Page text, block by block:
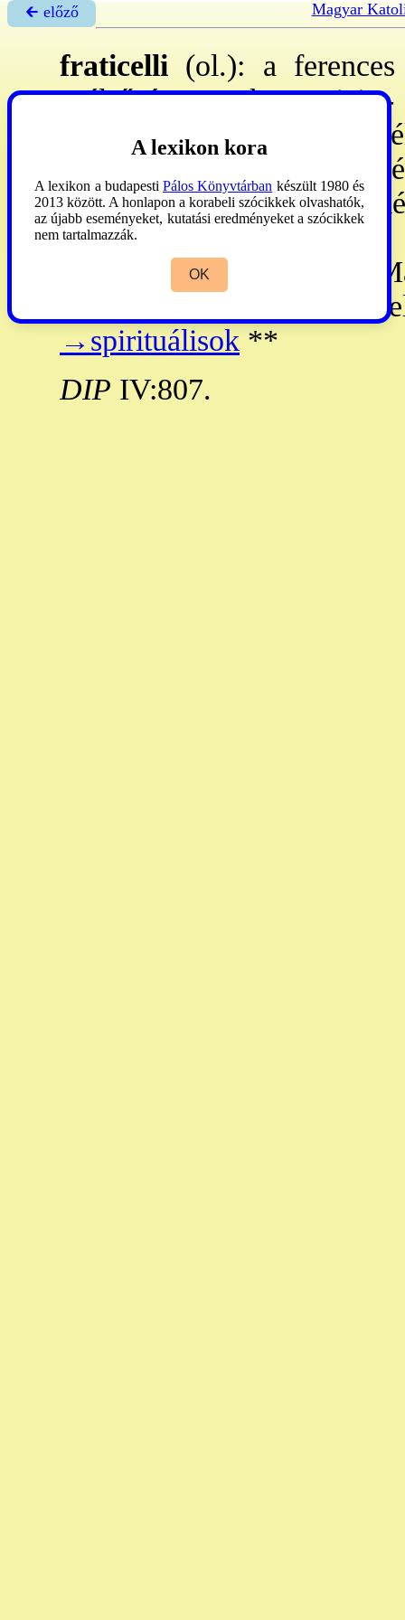
🡰 előző Magyar
fraticelli (ol.): a
szélsőséges szekta tagjai.
mind a →hierarchia
a tiszta evang-hoz, és
hirdetett lelki egyh-at.
közepén az
(Kapisztrán Szt
,
p. 1317: és 1323:
→spirituálisok **
DIP IV:807.
A lexikon kora
A lexikon a budapesti Pálos Könyvtárban készült 1980 és
2013 között. A honlapon a korabeli szócikkek olvashatók,
az újabb eseményeket, kutatási eredményeket a szócikkek
nem tartalmazzák.
OK